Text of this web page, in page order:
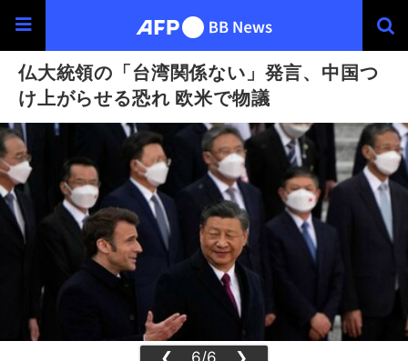
仏大統領の「台湾関係ない」発言、中国つ
け上がらせる恐れ 欧米で物議
❮ 6/6 ❯